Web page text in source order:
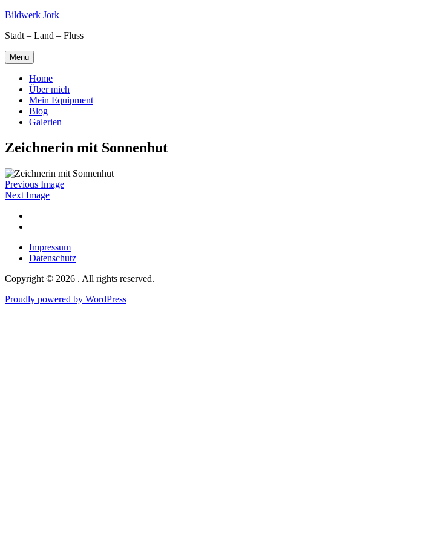
Skip
content
Bildwerk Jork
Stadt – Land – Fluss
Menu
Home
Über mich
Mein Equipment
Blog
Galerien
Zeichnerin mit Sonnenhut
Previous Image
Next Image
Impressum
Datenschutz
Copyright © 2026 . All rights reserved.
Proudly powered by WordPress